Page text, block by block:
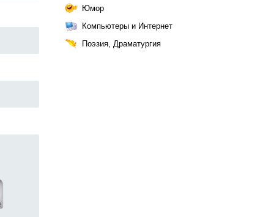
Юмор
Компьютеры и Интернет
Поэзия, Драматургия